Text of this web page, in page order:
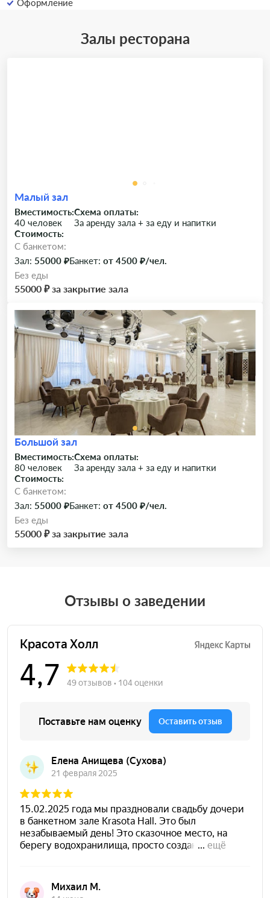
Оформление
Залы ресторана
Малый зал
Вместимость:
40 человек
Схема оплаты:
За аренду зала + за еду и напитки
Стоимость:
C банкетом:
Зал: 55000 ₽Банкет: от 4500 ₽/чел.
Без еды
55000 ₽ за закрытие зала
Большой зал
Вместимость:
80 человек
Схема оплаты:
За аренду зала + за еду и напитки
Стоимость:
C банкетом:
Зал: 55000 ₽Банкет: от 4500 ₽/чел.
Без еды
55000 ₽ за закрытие зала
Отзывы о заведении